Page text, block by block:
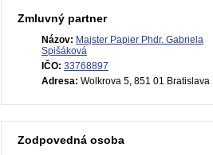
Zmluvný partner
Názov: Majster Papier Phdr. Gabriela
Spišáková
IČO: 33768897
Adresa: Wolkrova 5, 851 01 Bratislava
Zodpovedná osoba